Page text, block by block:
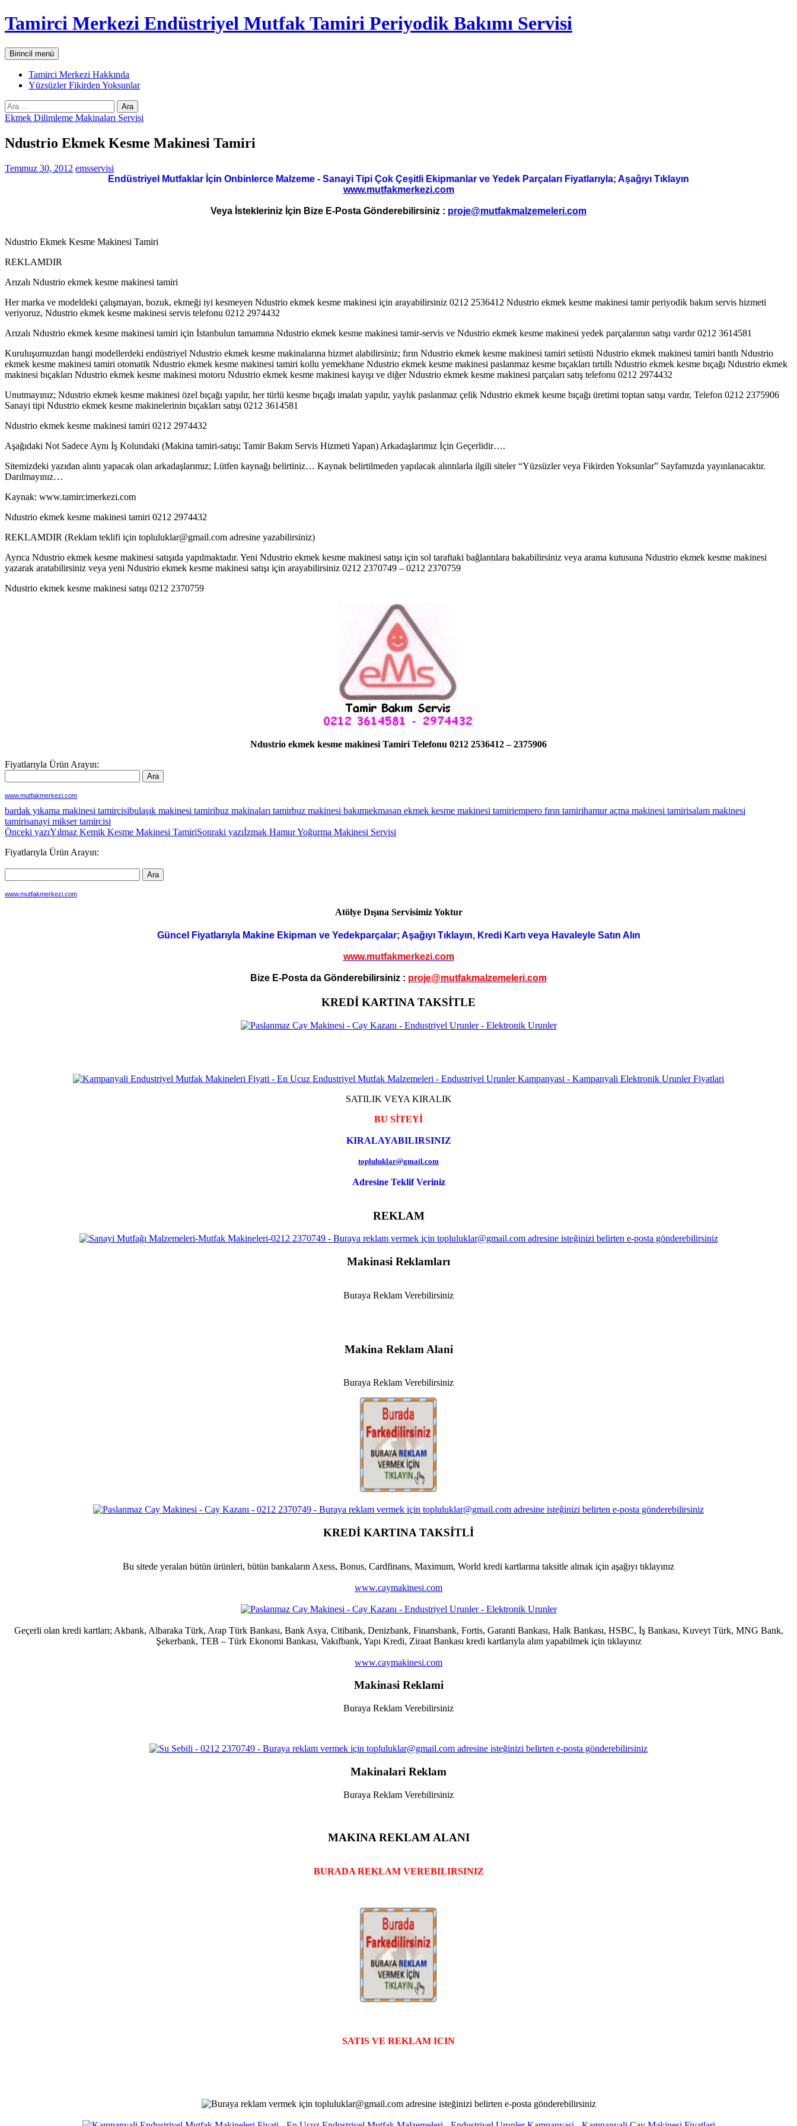
İçeriğe
atla
Tamirci Merkezi Endüstriyel Mutfak Tamiri Periyodik Bakımı Servisi
AraBirincil menü
Tamirci Merkezi Hakkında
Yüzsüzler Fikirden Yoksunlar
Arama:
Ekmek Dilimleme Makinaları Servisi
Ndustrio Ekmek Kesme Makinesi Tamiri
Temmuz 30, 2012 emsservisi
Endüstriyel Mutfaklar İçin Onbinlerce Malzeme - Sanayi Tipi Çok Çeşitli Ekipmanlar ve Yedek Parçaları Fiyatlarıyla; Aşağıyı Tıklayın
www.mutfakmerkezi.com
Veya İstekleriniz İçin Bize E-Posta Gönderebilirsiniz : proje@mutfakmalzemeleri.com
Ndustrio Ekmek Kesme Makinesi Tamiri
REKLAMDIR
Arızalı Ndustrio ekmek kesme makinesi tamiri
Her marka ve modeldeki çalışmayan, bozuk, ekmeği iyi kesmeyen Ndustrio ekmek kesme makinesi için arayabilirsiniz 0212 2536412 Ndustrio ekmek kesme makinesi tamir periyodik bakım servis hizmeti
veriyoruz, Ndustrio ekmek kesme makinesi servis telefonu 0212 2974432
Arızalı Ndustrio ekmek kesme makinesi tamiri için İstanbulun tamamına Ndustrio ekmek kesme makinesi tamir-servis ve Ndustrio ekmek kesme makinesi yedek parçalarının satışı vardır 0212 3614581
Kuruluşumuzdan hangi modellerdeki endüstriyel Ndustrio ekmek kesme makinalarına hizmet alabilirsiniz; fırın Ndustrio ekmek kesme makinesi tamiri setüstü Ndustrio ekmek makinesi tamiri bantlı Ndustrio
ekmek kesme makinesi tamiri otomatik Ndustrio ekmek kesme makinesi tamiri kollu yemekhane Ndustrio ekmek kesme makinesi paslanmaz kesme bıçakları tırtıllı Ndustrio ekmek kesme bıçağı Ndustrio ekmek
makinesi bıçakları Ndustrio ekmek kesme makinesi motoru Ndustrio ekmek kesme makinesi kayışı ve diğer Ndustrio ekmek kesme makinesi parçaları satış telefonu 0212 2974432
Unutmayınız; Ndustrio ekmek kesme makinesi özel bıçağı yapılır, her türlü kesme bıçağı imalatı yapılır, yaylık paslanmaz çelik Ndustrio ekmek kesme bıçağı üretimi toptan satışı vardır, Telefon 0212 2375906
Sanayi tipi Ndustrio ekmek kesme makinelerinin bıçakları satışı 0212 3614581
Ndustrio ekmek kesme makinesi tamiri 0212 2974432
Aşağıdaki Not Sadece Aynı İş Kolundaki (Makina tamiri-satışı; Tamir Bakım Servis Hizmeti Yapan) Arkadaşlarımız İçin Geçerlidir….
Sitemizdeki yazıdan alıntı yapacak olan arkadaşlarımız; Lütfen kaynağı belirtiniz… Kaynak belirtilmeden yapılacak alıntılarla ilgili siteler “Yüzsüzler veya Fikirden Yoksunlar” Sayfamızda yayınlanacaktır.
Darılmayınız…
Kaynak: www.tamircimerkezi.com
Ndustrio ekmek kesme makinesi tamiri 0212 2974432
REKLAMDIR (Reklam teklifi için topluluklar@gmail.com adresine yazabilirsiniz)
Ayrıca Ndustrio ekmek kesme makinesi satışıda yapılmaktadır. Yeni Ndustrio ekmek kesme makinesi satışı için sol taraftaki bağlantılara bakabilirsiniz veya arama kutusuna Ndustrio ekmek kesme makinesi
yazarak aratabilirsiniz veya yeni Ndustrio ekmek kesme makinesi satışı için arayabilirsiniz 0212 2370749 – 0212 2370759
Ndustrio ekmek kesme makinesi satışı 0212 2370759
Ndustrio ekmek kesme makinesi Tamiri Telefonu 0212 2536412 – 2375906
Fiyatlarıyla Ürün Arayın:
www.mutfakmerkezi.com
bardak yıkama makinesi tamircisibulaşık makinesi tamiribuz makinaları tamirbuz makinesi bakımıekmasan ekmek kesme makinesi tamiriempero fırın tamirihamur açma makinesi tamirisalam makinesi
tamirisanayi mikser tamircisi
Yazı
dolaşımı
Önceki yazıYılmaz Kemik Kesme Makinesi TamiriSonraki yazıİzmak Hamur Yoğurma Makinesi Servisi
Fiyatlarıyla Ürün Arayın:
www.mutfakmerkezi.com
Atölye Dışına Servisimiz Yoktur
Güncel Fiyatlarıyla Makine Ekipman ve Yedekparçalar; Aşağıyı Tıklayın, Kredi Kartı veya Havaleyle Satın Alın
www.mutfakmerkezi.com
Bize E-Posta da Gönderebilirsiniz : proje@mutfakmalzemeleri.com
KREDİ KARTINA TAKSİTLE
SATILIK VEYA KIRALIK
BU SİTEYİ
KIRALAYABILIRSINIZ
topluluklar@gmail.com
Adresine Teklif Veriniz
REKLAM
Makinasi Reklamları
Buraya Reklam Verebilirsiniz
Makina Reklam Alani
Buraya Reklam Verebilirsiniz
KREDİ KARTINA TAKSİTLİ
Bu sitede yeralan bütün ürünleri, bütün bankaların Axess, Bonus, Cardfinans, Maximum, World kredi kartlarına taksitle almak için aşağıyı tıklayınız
www.caymakinesi.com
Geçerli olan kredi kartları; Akbank, Albaraka Türk, Arap Türk Bankası, Bank Asya, Citibank, Denizbank, Finansbank, Fortis, Garanti Bankası, Halk Bankası, HSBC, İş Bankası, Kuveyt Türk, MNG Bank,
Şekerbank, TEB – Türk Ekonomi Bankası, Vakıfbank, Yapı Kredi, Ziraat Bankası kredi kartlarıyla alım yapabilmek için tıklayınız
www.caymakinesi.com
Makinasi Reklami
Buraya Reklam Verebilirsiniz
Makinalari Reklam
Buraya Reklam Verebilirsiniz
MAKINA REKLAM ALANI
BURADA REKLAM VEREBILIRSINIZ
SATIS VE REKLAM ICIN